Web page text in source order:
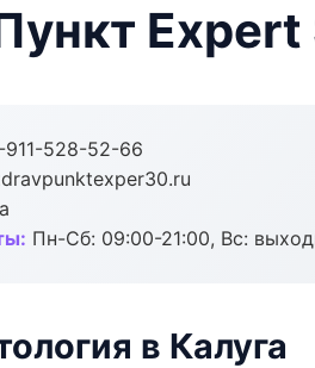
Expert
911-528-52-66
Пн-Сб: 09:00-21:00, Вс:
в Калуга